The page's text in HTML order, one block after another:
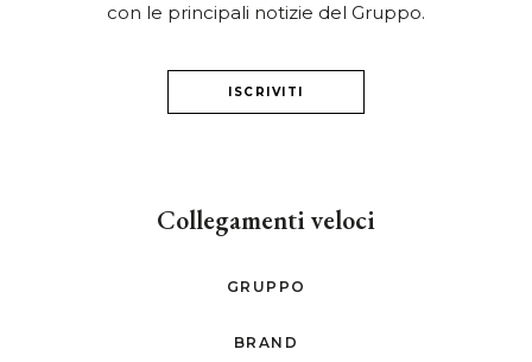
con le principali notizie del Gruppo.
ISCRIVITI
Collegamenti veloci
GRUPPO
BRAND